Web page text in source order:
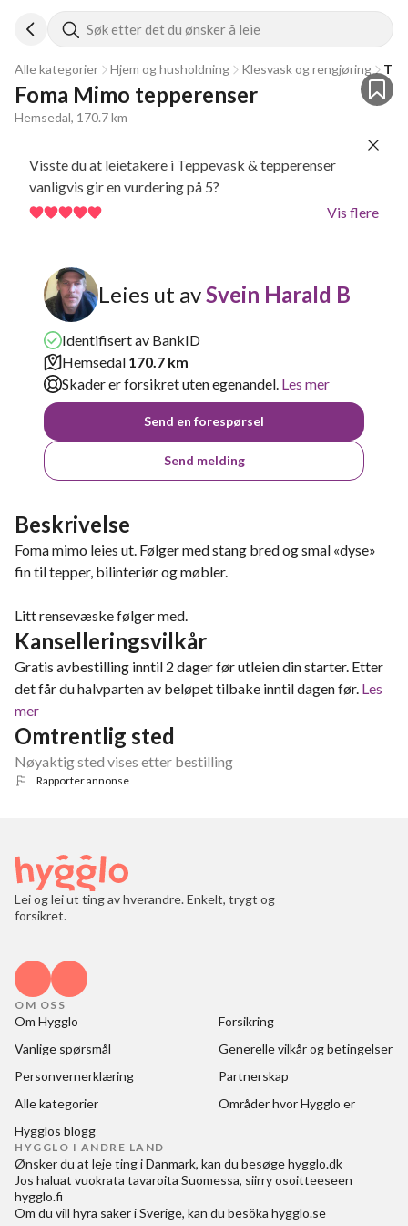
Søk etter det du ønsker å leie
Alle kategorier Hjem og husholdning Klesvask og rengjøring
Foma Mimo tepperenser
Hemsedal, 170.7 km
Visste du at leietakere i Teppevask & tepperenser
vanligvis gir en vurdering på 5?
Vis flere
Leies ut avSvein Harald B
Identifisert av BankID
Hemsedal 170.7 km
Skader er forsikret uten egenandel. Les mer
Send en forespørsel
Send melding
Beskrivelse
Foma mimo leies ut. Følger med stang bred og smal «dyse»
fin til tepper, bilinteriør og møbler.
Litt rensevæske følger med.
Kanselleringsvilkår
Gratis avbestilling inntil 2 dager før utleien din starter. Etter
det får du halvparten av beløpet tilbake inntil dagen før. Les
mer
Omtrentlig sted
Nøyaktig sted vises etter bestilling
Rapporter annonse
Lei og lei ut ting av hverandre. Enkelt, trygt og
forsikret.
OM OSS
Om Hygglo
Forsikring
Vanlige spørsmål
Generelle vilkår og betingelser
Personvernerklæring
Partnerskap
Alle kategorier
Områder hvor Hygglo er
Hygglos blogg
HYGGLO I ANDRE LAND
Ønsker du at leje ting i Danmark, kan du besøgehygglo.dk
Jos haluat vuokrata tavaroita Suomessa, siirry osoitteeseen
hygglo.fi
Om du vill hyra saker i Sverige, kan du besöka hygglo.se